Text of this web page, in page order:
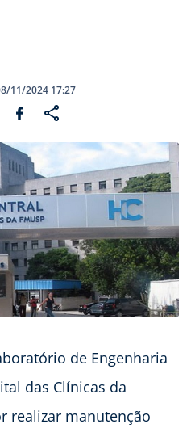
11/2024 17:27
de Engenharia
das Clínicas da
realizar manutenção